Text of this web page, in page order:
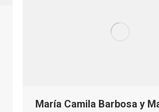
María Camila Barbosa y